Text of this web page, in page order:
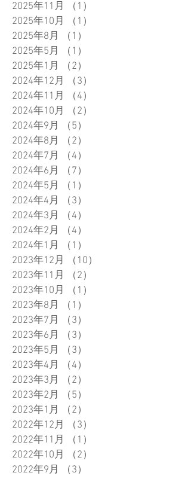
2025年11月
（1）
2025年10月
（1）
2025年8月
（1）
2025年5月
（1）
2025年1月
（2）
2024年12月
（3）
2024年11月
（4）
2024年10月
（2）
2024年9月
（5）
2024年8月
（2）
2024年7月
（4）
2024年6月
（7）
2024年5月
（1）
2024年4月
（3）
2024年3月
（4）
2024年2月
（4）
2024年1月
（1）
2023年12月
（10）
2023年11月
（2）
2023年10月
（1）
2023年8月
（1）
2023年7月
（3）
2023年6月
（3）
2023年5月
（3）
2023年4月
（4）
2023年3月
（2）
2023年2月
（5）
2023年1月
（2）
2022年12月
（3）
2022年11月
（1）
2022年10月
（2）
2022年9月
（3）